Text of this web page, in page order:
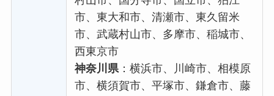
市、東大和市、清瀬市、東久留米
市、武蔵村山市、多摩市、稲城市、
西東京市
神奈川県：横浜市、川崎市、相模原
市、横須賀市、平塚市、鎌倉市、藤